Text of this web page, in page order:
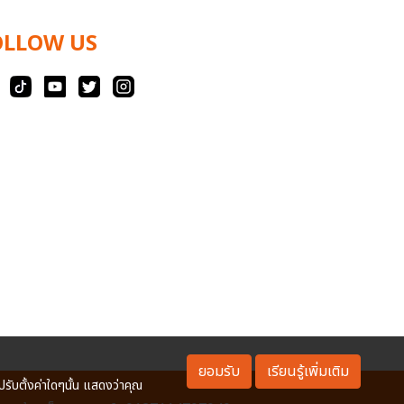
US
รับตั้งค่าใดๆนั้น แสดงว่าคุณ
ยอมรับ เรียนรู้เพิ่มเติม